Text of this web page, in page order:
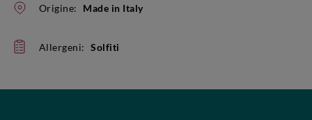
Origine: Made in Italy
Allergeni: Solfiti